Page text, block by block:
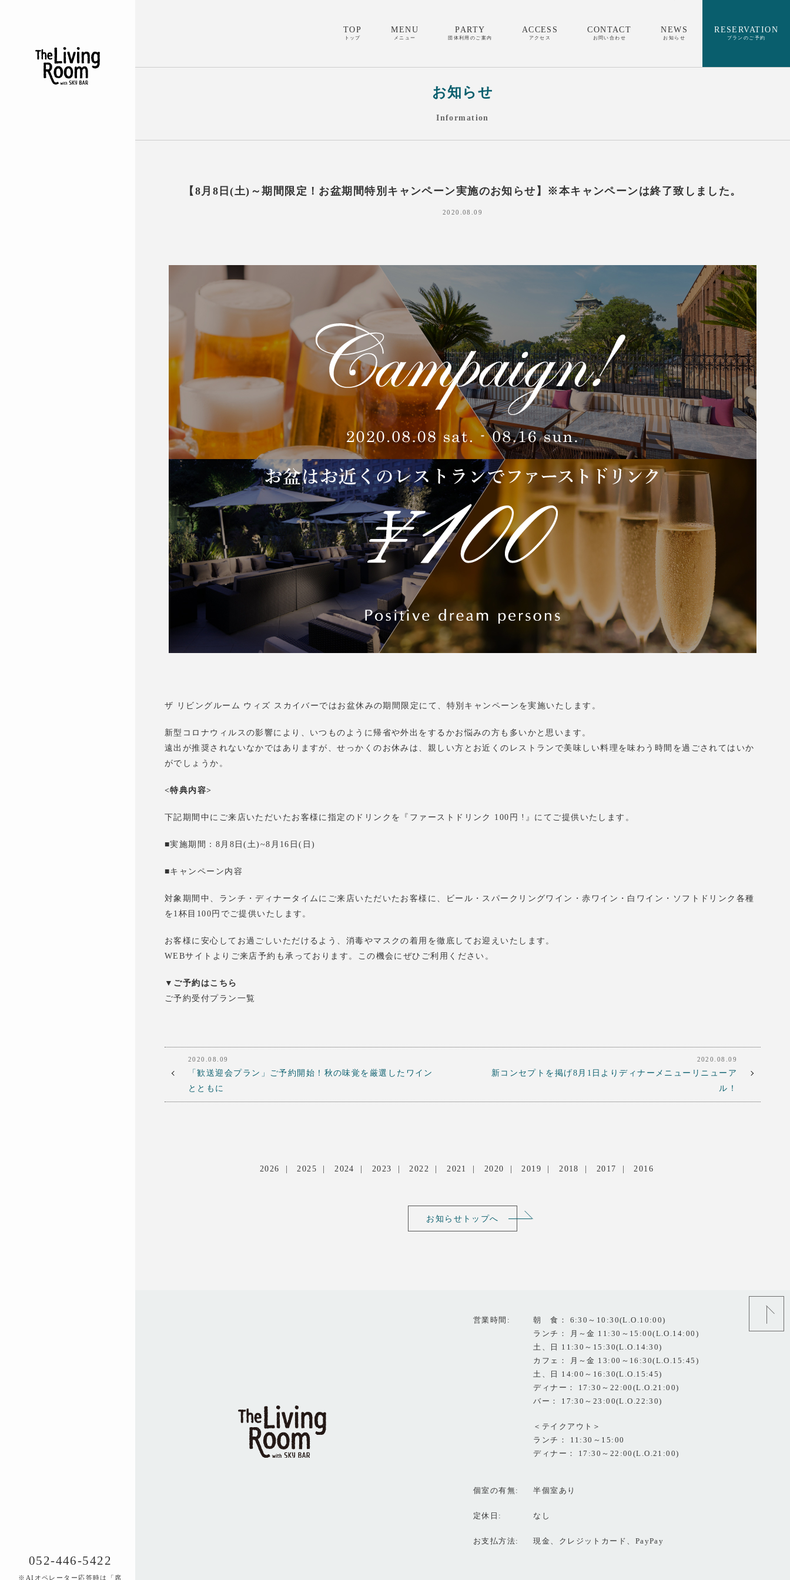
052-446-5422
※AIオペレーター応答時は「席
TOP
トップ
MENU
メニュー
PARTY
団体利用のご案内
ACCESS
アクセス
CONTACT
お問い合わせ
NEWS
お知らせ
RESERVATION
プランのご予約
お知らせ
Information
【8月8日(土)～期間限定！お盆期間特別キャンペーン実施のお知らせ】※本キャンペーンは終了致しました。
2020.08.09
ザ リビングルーム ウィズ スカイバーではお盆休みの期間限定にて、特別キャンペーンを実施いたします。
新型コロナウィルスの影響により、いつものように帰省や外出をするかお悩みの方も多いかと思います。
遠出が推奨されないなかではありますが、せっかくのお休みは、親しい方とお近くのレストランで美味しい料理を味わう時間を過ごされてはいか
がでしょうか。
<特典内容>
下記期間中にご来店いただいたお客様に指定のドリンクを『ファーストドリンク 100円 !』にてご提供いたします。
■実施期間：8月8日(土)~8月16日(日)
■キャンペーン内容
対象期間中、ランチ・ディナータイムにご来店いただいたお客様に、ビール・スパークリングワイン・赤ワイン・白ワイン・ソフトドリンク各種
を1杯目100円でご提供いたします。
お客様に安心してお過ごしいただけるよう、消毒やマスクの着用を徹底してお迎えいたします。
WEBサイトよりご来店予約も承っております。この機会にぜひご利用ください。
▼ご予約はこちら
ご予約受付プラン一覧
2020.08.09
「歓送迎会プラン」ご予約開始！秋の味覚を厳選したワイン
とともに
2020.08.09
新コンセプトを掲げ8月1日よりディナーメニューリニューア
ル！
2026 2025 2024 2023 2022 2021 2020 2019 2018 2017 2016
お知らせトップへ
営業時間
朝 食： 6:30～10:30(L.O.10:00)
ランチ： 月～金 11:30～15:00(L.O.14:00)
土、日 11:30～15:30(L.O.14:30)
カフェ： 月～金 13:00～16:30(L.O.15:45)
土、日 14:00～16:30(L.O.15:45)
ディナー： 17:30～22:00(L.O.21:00)
バー： 17:30～23:00(L.O.22:30)
＜テイクアウト＞
ランチ： 11:30～15:00
ディナー： 17:30～22:00(L.O.21:00)
個室の有無 半個室あり
定休日 なし
お支払方法 現金、クレジットカード、PayPay